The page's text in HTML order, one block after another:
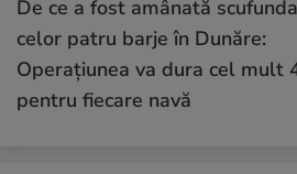
De ce a fost amânată
celor patru barje în Dunăre:
Operațiunea va dura cel mult
pentru fiecare navă